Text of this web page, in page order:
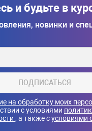
и будьте в
новинки и
ПОДПИСАТЬСЯ
на обработку моих
с условиями
, а также сусловиями